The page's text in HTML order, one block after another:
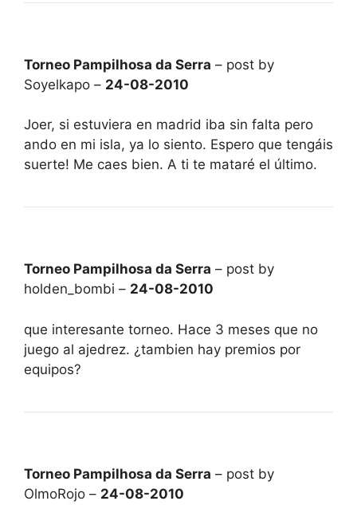
Torneo Pampilhosa da Serra – post by
Soyelkapo – 24-08-2010
Joer, si estuviera en madrid iba sin falta pero
ando en mi isla, ya lo siento. Espero que tengáis
suerte! Me caes bien. A ti te mataré el último.
Torneo Pampilhosa da Serra – post by
holden_bombi – 24-08-2010
que interesante torneo. Hace 3 meses que no
juego al ajedrez. ¿tambien hay premios por
equipos?
Torneo Pampilhosa da Serra – post by
OlmoRojo – 24-08-2010